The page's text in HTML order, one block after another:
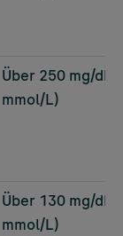
Über 250 mg/dL
mmol/L)
Über 130 mg/dL
mmol/L)